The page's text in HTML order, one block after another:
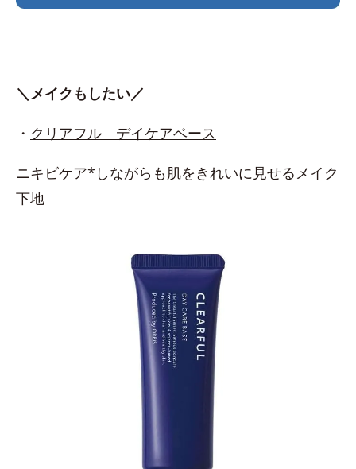
＼メイクもしたい／
・ クリアフル デイケアベース
ニキビケア*しながらも肌をきれいに見せるメイク
下地